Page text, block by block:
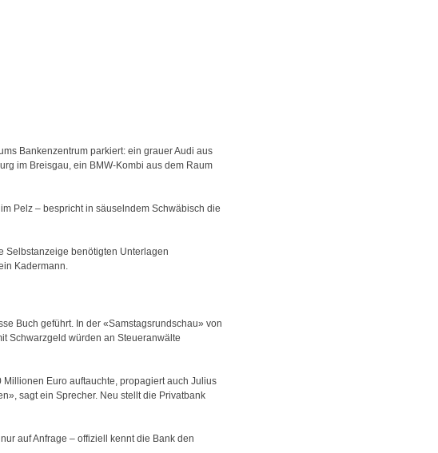
Bankenzentrum parkiert: ein grauer Audi aus
im Breisgau, ein BMW-Kombi aus dem Raum
Pelz – bespricht in säuselndem Schwäbisch die
Selbstanzeige benötigten Unterlagen
Kadermann.
Buch geführt. In der «Samstagsrundschau» von
Schwarzgeld würden an Steueranwälte
Euro auftauchte, propagiert auch Julius
sagt ein Sprecher. Neu stellt die Privatbank
auf Anfrage – offiziell kennt die Bank den